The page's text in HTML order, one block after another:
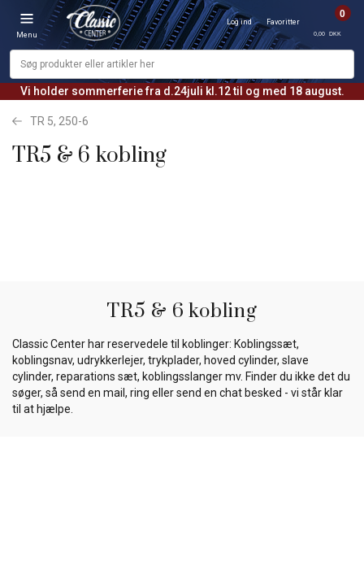
Vi holder sommerferie fra d.24juli kl.12 til og med 18 august.
Menu
Log ind Favoritter
0
0,00 DKK
TR 5, 250-6
TR5 & 6 kobling
TR5 & 6 kobling
Classic Center har reservedele til koblinger: Koblingssæt,
koblingsnav, udrykkerlejer, trykplader, hoved cylinder, slave
cylinder, reparations sæt, koblingsslanger mv. Finder du ikke det du
søger, så send en mail, ring eller send en chat besked - vi står klar
til at hjælpe.